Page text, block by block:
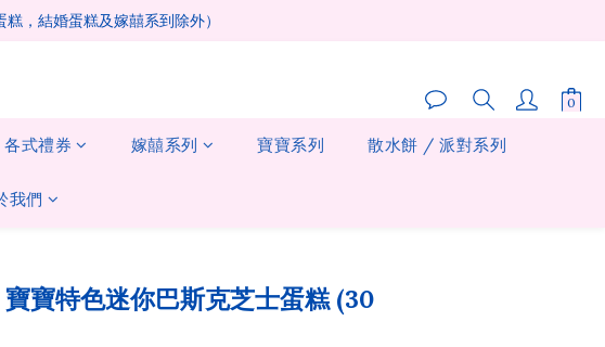
，結婚蛋糕及嫁囍系到除外）
各式禮券 嫁囍系列 寶寶系列 散水餅 / 派對系列
我們
寶寶特色迷你巴斯克芝士蛋糕 (30